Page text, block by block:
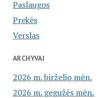
Paslaugos
Prekės
Verslas
ARCHYVAI
2026 m. birželio mėn.
2026 m. gegužės mėn.